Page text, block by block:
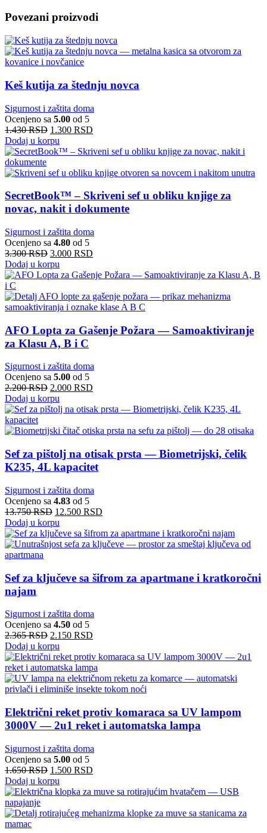
Povezani proizvodi
Keš kutija za štednju novca
Sigurnost i zaštita doma
Ocenjeno sa 5.00 od 5
1.430RSD 1.300 RSD
Dodaj u korpu
SecretBook™ – Skriveni sef u obliku knjige za
novac, nakit i dokumente
Sigurnost i zaštita doma
Ocenjeno sa 4.80 od 5
3.300RSD 3.000 RSD
Dodaj u korpu
AFO Lopta za Gašenje Požara — Samoaktiviranje
za Klasu A, B i C
Sigurnost i zaštita doma
Ocenjeno sa 5.00 od 5
2.200RSD 2.000 RSD
Dodaj u korpu
Sef za pištolj na otisak prsta — Biometrijski, čelik
K235, 4L kapacitet
Sigurnost i zaštita doma
Ocenjeno sa 4.83 od 5
13.750RSD 12.500 RSD
Dodaj u korpu
Sef za ključeve sa šifrom za apartmane i kratkoročni
najam
Sigurnost i zaštita doma
Ocenjeno sa 4.50 od 5
2.365RSD 2.150 RSD
Dodaj u korpu
Električni reket protiv komaraca sa UV lampom
3000V — 2u1 reket i automatska lampa
Sigurnost i zaštita doma
Ocenjeno sa 5.00 od 5
1.650RSD 1.500 RSD
Dodaj u korpu